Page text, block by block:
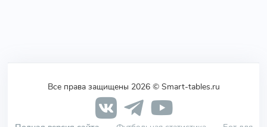
Все права защищены 2026 © Smart-tables.ru